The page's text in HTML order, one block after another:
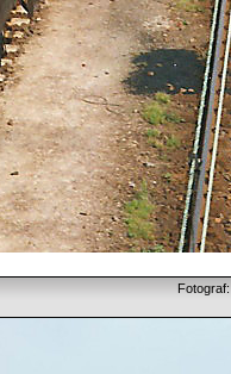
Fotograf: